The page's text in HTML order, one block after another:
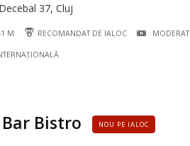
37, Cluj
M RECOMANDAT DE IALOC MODERAT
Bistro NOU PE IALOC